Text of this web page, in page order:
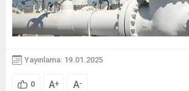
Yayınlama: 19.01.2025
0 A+ A-